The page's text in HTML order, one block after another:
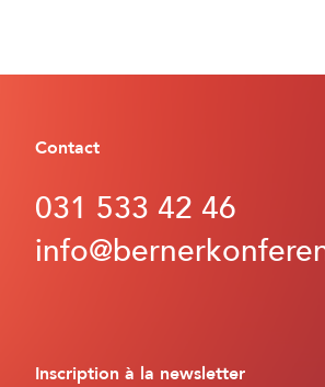
Contact
031 533 42 46
Inscription à la newsletter